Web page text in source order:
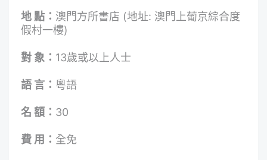
地 點： 澳門方所書店 (地址: 澳門上葡京綜合度
假村一樓)
對 象： 13歲或以上人士
語 言： 粵語
名 額： 30
費 用： 全免